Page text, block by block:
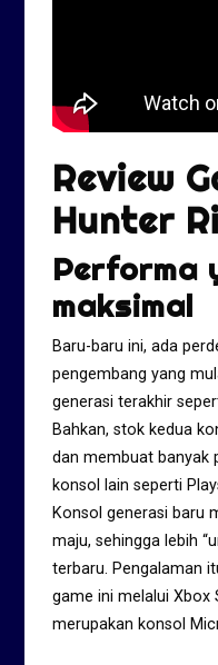
Review
Hunter
Performa
maksimal
Baru-baru ini, ada
pengembang yang
generasi terakhir
Bahkan, stok kedua
dan membuat banyak
konsol lain seperti
Konsol generasi baru
maju, sehingga lebih
terbaru. Pengalaman
game ini melalui Xbox
merupakan konsol